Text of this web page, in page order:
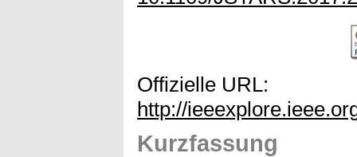
Offizielle URL:
http://
Kurzfassung